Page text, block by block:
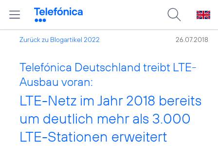
Zurück zu Blogartikel 2022 26.07.2018
Telefónica Deutschland treibt LTE-
Ausbau voran:
LTE-Netz im Jahr 2018 bereits
um deutlich mehr als 3.000
LTE-Stationen erweitert